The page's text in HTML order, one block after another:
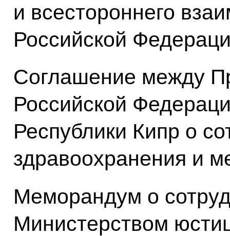
и всестороннего
Российской
Соглашение между
Российской
Республики Кипр о
здравоохранения и
Меморандум о
Министерством